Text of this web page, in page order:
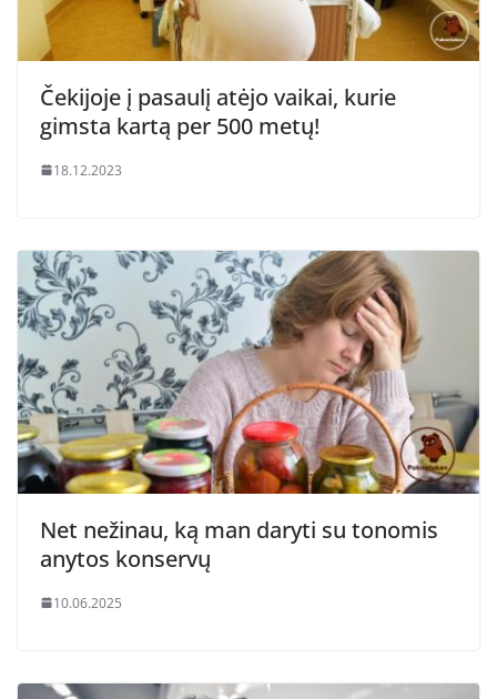
Čekijoje į pasaulį atėjo vaikai, kurie
gimsta kartą per 500 metų!
18.12.2023
Net nežinau, ką man daryti su tonomis
anytos konservų
10.06.2025